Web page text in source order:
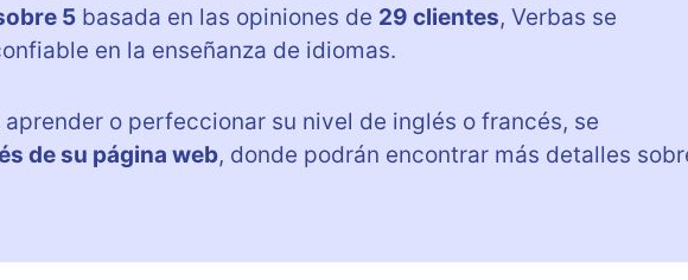
5 basada en las opiniones de 29 clientes, Verbas se
en la enseñanza de idiomas.
o perfeccionar su nivel de inglés o francés, se
de su página web, donde podrán encontrar más detalles